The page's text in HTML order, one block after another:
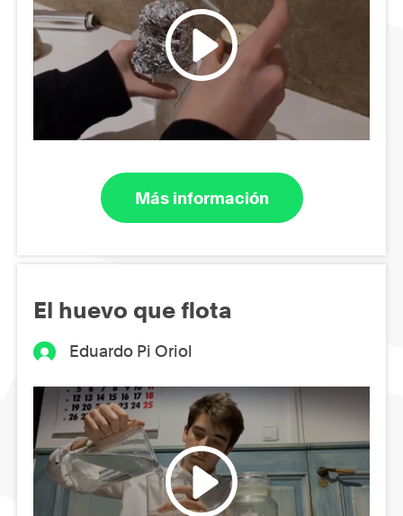
Más información
El huevo que flota
Eduardo Pi Oriol